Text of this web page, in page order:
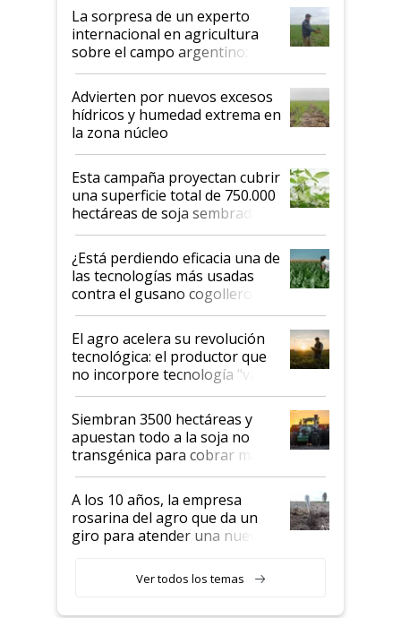
La sorpresa de un experto
internacional en agricultura
sobre el campo argentino:
"Estoy muy impresionado"
Advierten por nuevos excesos
hídricos y humedad extrema en
la zona núcleo
Esta campaña proyectan cubrir
una superficie total de 750.000
hectáreas de soja sembradas
con una nueva generación de
variedades que marcan un
salto tecnológico en genética y
rendimiento
¿Está perdiendo eficacia una de
las tecnologías más usadas
contra el gusano cogollero? El
desafío de una tecnología clave
El agro acelera su revolución
tecnológica: el productor que
no incorpore tecnología "va a
perder el tren"
Siembran 3500 hectáreas y
apuestan todo a la soja no
transgénica para cobrar más
por tonelada: compraron un
semillero
A los 10 años, la empresa
rosarina del agro que da un
giro para atender una nueva
Ver todos los temas